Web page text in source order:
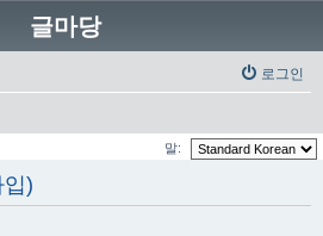
글마당
로그인
말:
)